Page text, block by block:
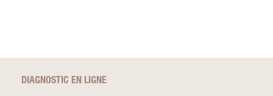
DIAGNOSTIC EN LIGNE